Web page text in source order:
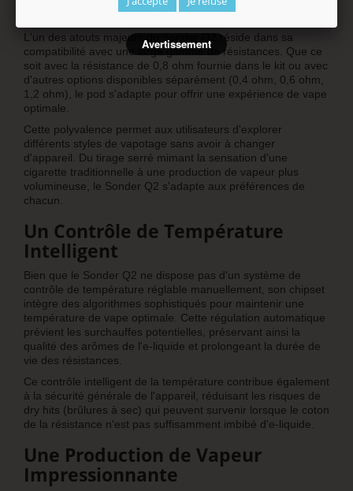
Différentes Résistances
L'un des atouts majeurs du Sonder Q2 réside dans sa
compatibilité avec une large gamme de résistances. Que ce
soit avec la résistance de 0,8 ohm fournie dans le kit ou avec
d'autres options disponibles séparément (0,4 ohm, 0,6 ohm,
1,2 ohm), le pod s'adapte pour offrir une expérience de vape
optimale.
Cette polyvalence permet aux utilisateurs d'explorer
différents styles de vapotage sans avoir à changer
d'appareil. Du tirage serré mimant la sensation d'une
cigarette traditionnelle à une production de vapeur plus
volumineuse, le Sonder Q2 s'adapte aux préférences de
chacun.
Un Contrôle de Température
Intelligent
Bien que le Sonder Q2 ne dispose pas d'un système de
contrôle de température réglable manuellement, son chipset
intègre des algorithmes sophistiqués pour maintenir une
température de vape optimale. Cette régulation automatique
prévient les surchauffes potentielles, préservant ainsi la
qualité des arômes de l'e-liquide et prolongeant la durée de
vie des résistances.
Ce contrôle intelligent de la température contribue également
à la sécurité générale de l'appareil, réduisant les risques de
dry hits (brûlures à sec) qui peuvent survenir lorsque le coton
de la résistance n'est pas suffisamment imbibé d'e-liquide.
Une Production de Vapeur
Impressionnante
Avertissement